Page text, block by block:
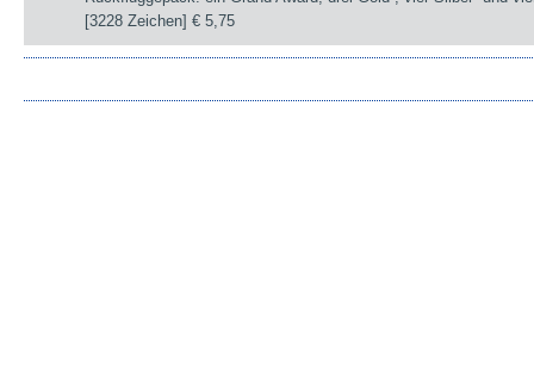
[3228 Zeichen]€ 5,75